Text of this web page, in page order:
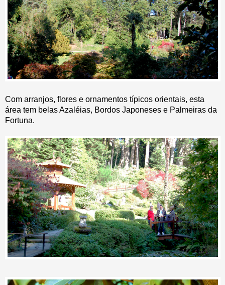
Com arranjos, flores e ornamentos típicos orientais, esta
área tem belas Azaléias, Bordos Japoneses e Palmeiras da
Fortuna.